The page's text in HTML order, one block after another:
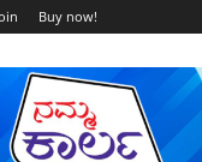
Buy now!